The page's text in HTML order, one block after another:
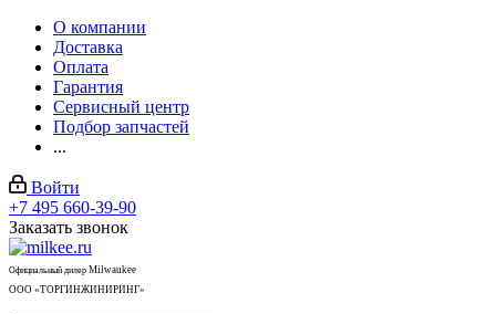
О компании
Доставка
Оплата
Гарантия
Сервисный центр
Подбор запчастей
...
Войти
+7 495 660-39-90
Заказать звонок
Официальный дилер Milwaukee
ООО «ТОРГИНЖИНИРИНГ»